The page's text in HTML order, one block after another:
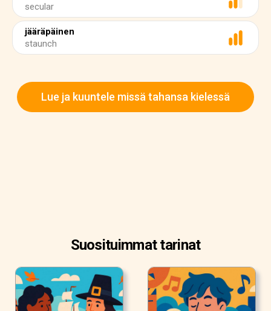
secular
jääräpäinen
staunch
Lue ja kuuntele missä tahansa kielessä
Suosituimmat tarinat